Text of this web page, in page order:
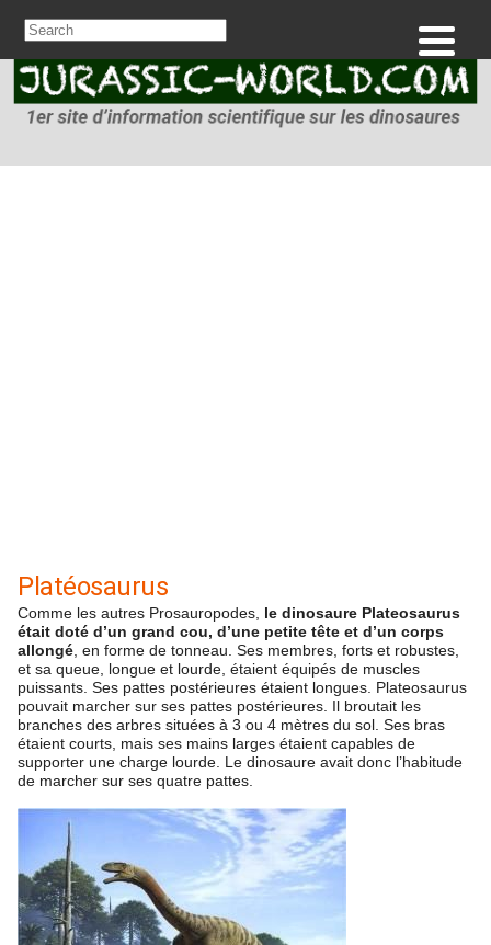
Platéosaurus
Comme les autres Prosauropodes, le dinosaure Plateosaurus
était doté d’un grand cou, d’une petite tête et d’un corps
allongé , en forme de tonneau. Ses membres, forts et robustes,
et sa queue, longue et lourde, étaient équipés de muscles
puissants. Ses pattes postérieures étaient longues. Plateosaurus
pouvait marcher sur ses pattes postérieures. Il broutait les
branches des arbres situées à 3 ou 4 mètres du sol. Ses bras
étaient courts, mais ses mains larges étaient capables de
supporter une charge lourde. Le dinosaure avait donc l’habitude
de marcher sur ses quatre pattes.